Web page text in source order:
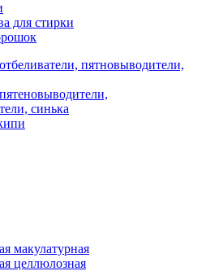
для стирки
пятновыводители,
синька
макулатурная
целлюлозная